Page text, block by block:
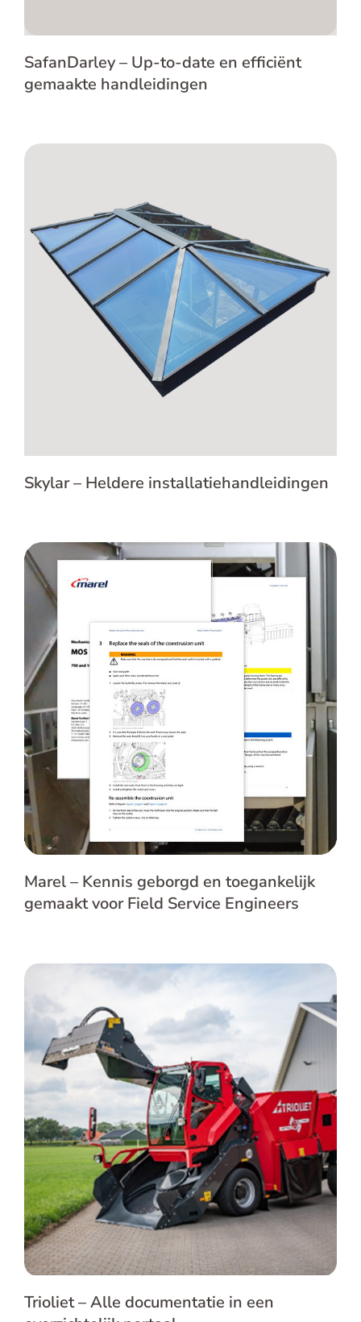
SafanDarley – Up-to-date en efficiënt
gemaakte handleidingen
Skylar – Heldere
installatiehandleidingen
Skylar – Heldere installatiehandleidingen
Marel – Kennis geborgd en
toegankelijk gemaakt voor Field
Service Engineers
Marel – Kennis geborgd en toegankelijk
gemaakt voor Field Service Engineers
Trioliet – Alle documentatie in een
overzichtelijk portaal
Trioliet – Alle documentatie in een